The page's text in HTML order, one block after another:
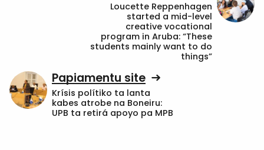
Loucette Reppenhagen
started a mid-level
creative vocational
program in Aruba: “These
students mainly want to do
things”
Papiamentu site
Krísis polítiko ta lanta
kabes atrobe na Boneiru:
UPB ta retirá apoyo pa MPB